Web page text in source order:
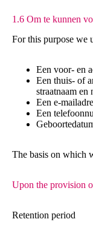
1.6 Om te kunnen
For this purpose we
Een voor- en
Een thuis- of
straatnaam en
Een e-
Een
The basis on which
Upon the provision
Retention period